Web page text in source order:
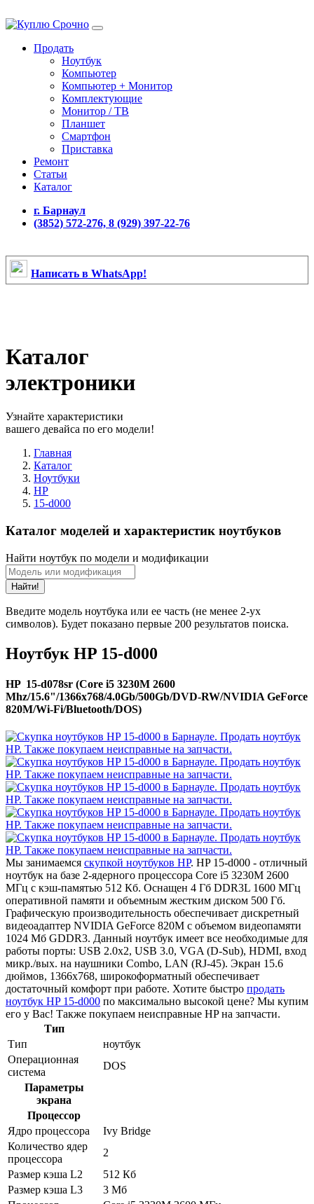
Продать
Ноутбук
Компьютер
Компьютер + Монитор
Комплектующие
Монитор / ТВ
Планшет
Смартфон
Приставка
Ремонт
Статьи
Каталог
г. Барнаул
(3852) 572-276, 8 (929) 397-22-76
Написать в WhatsApp!
Каталог
электроники
Узнайте характеристики
вашего девайса по его модели!
Главная
Каталог
Ноутбуки
HP
15-d000
Каталог моделей и характеристик ноутбуков
Найти ноутбук по модели и модификации
Найти!
Введите модель ноутбука или ее часть (не менее 2-ух
символов). Будет показано первые 200 результатов поиска.
Ноутбук HP 15-d000
HP 15-d078sr (Core i5 3230M 2600
Mhz/15.6"/1366x768/4.0Gb/500Gb/DVD-RW/NVIDIA GeForce
820M/Wi-Fi/Bluetooth/DOS)
Мы занимаемся скупкой ноутбуков HP. HP 15-d000 - отличный
ноутбук на базе 2-ядерного процессора Core i5 3230M 2600
МГц с кэш-памятью 512 Кб. Оснащен 4 Гб DDR3L 1600 МГц
оперативной памяти и объемным жестким диском 500 Гб.
Графическую производительность обеспечивает дискретный
видеоадаптер NVIDIA GeForce 820M с объемом видеопамяти
1024 Мб GDDR3. Данный ноутбук имеет все необходимые для
работы порты: USB 2.0x2, USB 3.0, VGA (D-Sub), HDMI, вход
микр./вых. на наушники Combo, LAN (RJ-45). Экран 15.6
дюймов, 1366x768, широкоформатный обеспечивает
достаточный комфорт при работе. Хотите быстро продать
ноутбук HP 15-d000 по максимально высокой цене? Мы купим
его у Вас! Также покупаем неисправные HP на запчасти.
Тип
Тип
ноутбук
Операционная
система
DOS
Параметры
экрана
Процессор
Ядро процессора
Ivy Bridge
Количество ядер
процессора
2
Размер кэша L2
512 Кб
Размер кэша L3
3 Мб